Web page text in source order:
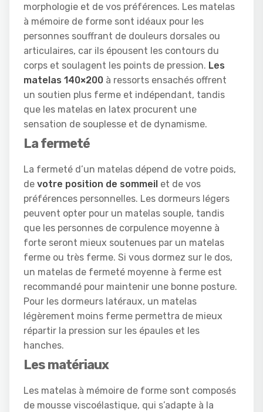
morphologie et de vos préférences. Les matelas
à mémoire de forme sont idéaux pour les
personnes souffrant de douleurs dorsales ou
articulaires, car ils épousent les contours du
corps et soulagent les points de pression. Les
matelas 140×200 à ressorts ensachés offrent
un soutien plus ferme et indépendant, tandis
que les matelas en latex procurent une
sensation de souplesse et de dynamisme.
La fermeté
La fermeté d’un matelas dépend de votre poids,
de votre position de sommeil et de vos
préférences personnelles. Les dormeurs légers
peuvent opter pour un matelas souple, tandis
que les personnes de corpulence moyenne à
forte seront mieux soutenues par un matelas
ferme ou très ferme. Si vous dormez sur le dos,
un matelas de fermeté moyenne à ferme est
recommandé pour maintenir une bonne posture.
Pour les dormeurs latéraux, un matelas
légèrement moins ferme permettra de mieux
répartir la pression sur les épaules et les
hanches.
Les matériaux
Les matelas à mémoire de forme sont composés
de mousse viscoélastique, qui s’adapte à la